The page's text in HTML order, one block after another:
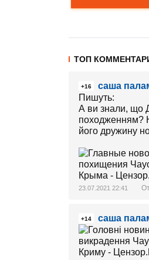
ТОП
+16
саша
Пишуть:
А ви знали, що
походженням?
його дружину
23.07.2021 22:41
+14 саша